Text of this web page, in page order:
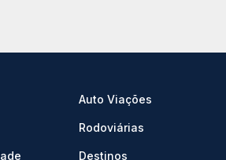
Auto Viações
Rodoviárias
Destinos